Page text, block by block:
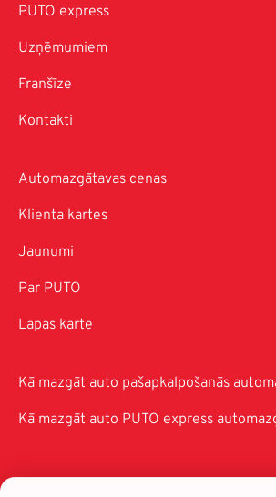
PUTO express
Uzņēmumiem
Franšīze
Kontakti
Automazgātavas cenas
Klienta kartes
Jaunumi
Par PUTO
Lapas karte
Kā mazgāt auto pašapkalpošanās
Kā mazgāt auto PUTO express